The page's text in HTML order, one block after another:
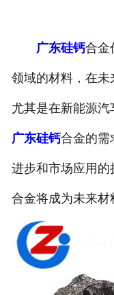
广东硅钙合金
领域的材料，在未
尤其是在新能源汽
广东硅钙合金的需
进步和市场应用的
合金将成为未来材